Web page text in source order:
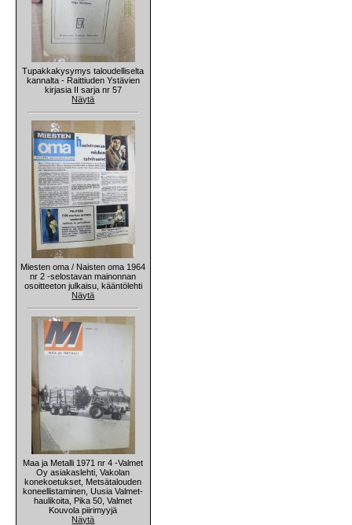
Tupakkakysymys taloudelliselta
kannalta - Raittiuden Ystävien
kirjasia II sarja nr 57
Näytä
Miesten oma / Naisten oma 1964
nr 2 -selostavan mainonnan
osoitteeton julkaisu, kääntölehti
Näytä
Maa ja Metalli 1971 nr 4 -Valmet
Oy asiakaslehti, Vakolan
konekoetukset, Metsätalouden
koneellistaminen, Uusia Valmet-
haulikoita, Pika 50, Valmet
Kouvola piirimyyjä
Näytä